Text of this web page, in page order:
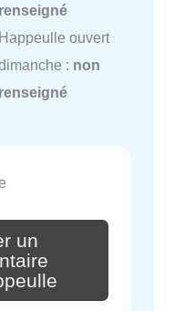
renseigné
Happeulle ouvert
: non
renseigné
un